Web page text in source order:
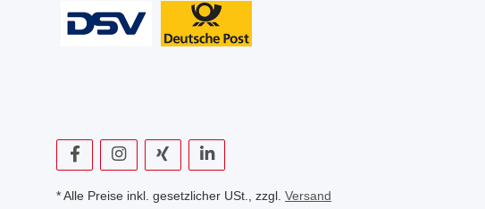
* Alle Preise inkl. gesetzlicher USt., zzgl. Versand